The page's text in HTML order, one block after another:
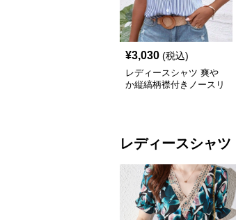
¥3,030 (税込)
レディースシャツ 爽や
か縦縞柄襟付きノースリ
レディースシャツ